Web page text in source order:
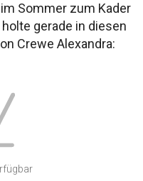
Sommer zum Kader
gerade in diesen
Crewe Alexandra: